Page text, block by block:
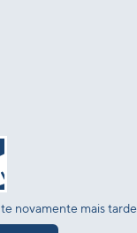
novamente mais tarde.